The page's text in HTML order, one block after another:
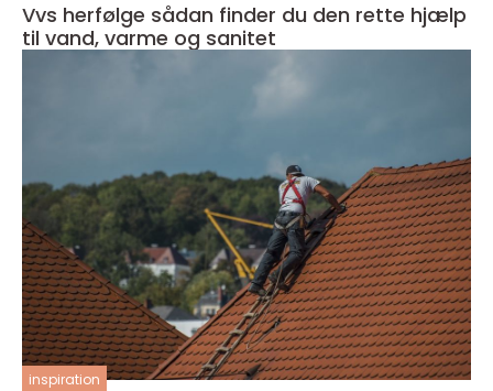
Vvs herfølge sådan finder du den rette hjælp
til vand, varme og sanitet
inspiration